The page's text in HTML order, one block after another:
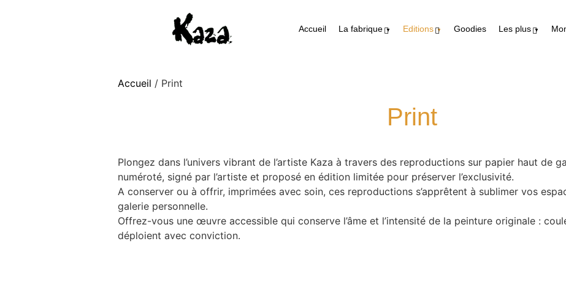
Accueil La fabrique Editions Goodies Les plus
Accueil / Print
Print
Plongez dans l’univers vibrant de l’artiste Kaza à travers des reproductions sur papier haut de
numéroté, signé par l’artiste et proposé en édition limitée pour préserver l’exclusivité.
A conserver ou à offrir, imprimées avec soin, ces reproductions s’apprêtent à sublimer vos
galerie personnelle.
Offrez-vous une œuvre accessible qui conserve l’âme et l’intensité de la peinture originale :
déploient avec conviction.